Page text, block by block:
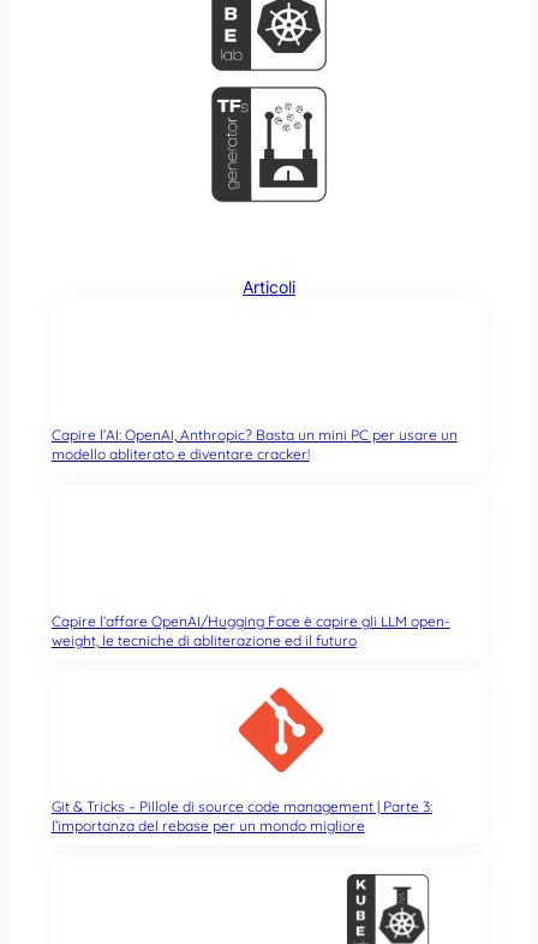
Articoli
Capire l’AI: OpenAI, Anthropic? Basta un mini PC per usare un
modello abliterato e diventare cracker!
Capire l’affare OpenAI/Hugging Face è capire gli LLM open-
weight, le tecniche di abliterazione ed il futuro
Git & Tricks – Pillole di source code management | Parte 3:
l’importanza del rebase per un mondo migliore